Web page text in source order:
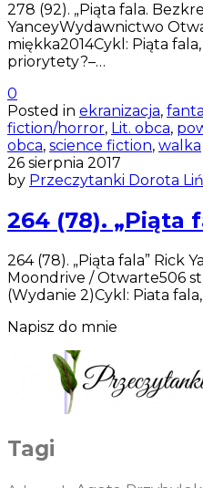
278 (92). „Piąta fala.
YanceyWydawnictwo
miękka2014Cykl: Piąta
priorytety?–…
0
Posted in ekranizacja,
fiction/horror, Lit. obca,
obca, science fiction, walka
26 sierpnia 2017
by Przeczytanki Dorota
264 (78). „Piąta
264 (78). „Piąta fala” Rick
Moondrive / Otwarte506
(Wydanie 2)Cykl: Piata
Napisz do mnie
Tagi